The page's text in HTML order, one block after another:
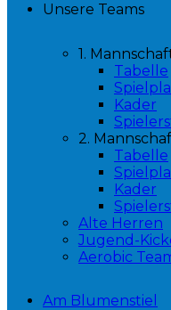
Unsere Teams
1.
Tabelle
Kader
2.
Tabelle
Kader
Alte Herren
Jugend-
Aerobic
Am Blumenstiel